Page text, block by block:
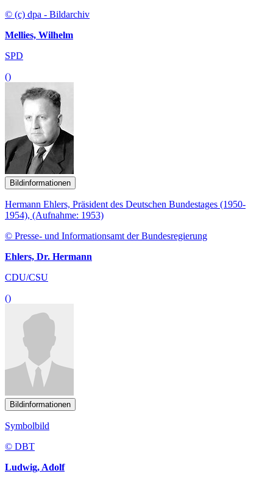
© (c) dpa - Bildarchiv
Mellies, Wilhelm
SPD
()
Bildinformationen
Hermann Ehlers, Präsident des Deutschen Bundestages (1950-
1954), (Aufnahme: 1953)
© Presse- und Informationsamt der Bundesregierung
Ehlers, Dr. Hermann
CDU/CSU
()
Bildinformationen
Symbolbild
© DBT
Ludwig, Adolf